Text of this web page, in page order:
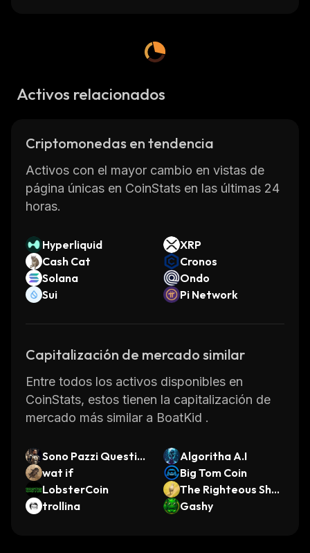
Activos relacionados
Criptomonedas en tendencia
Activos con el mayor cambio en vistas de
página únicas en CoinStats en las últimas 24
horas.
Hyperliquid
XRP
Cash Cat
Cronos
Solana
Ondo
Sui
Pi Network
Capitalización de mercado similar
Entre todos los activos disponibles en
CoinStats, estos tienen la capitalización de
mercado más similar a BoatKid .
Sono Pazzi Questi R
omani
Algoritha A.I
wat if
Big Tom Coin
LobsterCoin
The Righteous She
ep
trollina Gashy